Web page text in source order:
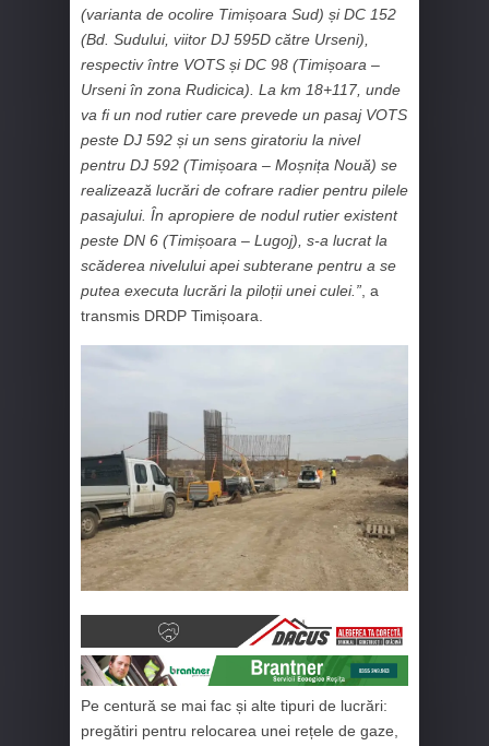
(varianta de ocolire Timișoara Sud) și DC 152
(Bd. Sudului, viitor DJ 595D către Urseni),
respectiv între VOTS și DC 98 (Timișoara –
Urseni în zona Rudicica). La km 18+117, unde
va fi un nod rutier care prevede un pasaj VOTS
peste DJ 592 și un sens giratoriu la nivel
pentru DJ 592 (Timișoara – Moșnița Nouă) se
realizează lucrări de cofrare radier pentru pilele
pasajului. În apropiere de nodul rutier existent
peste DN 6 (Timișoara – Lugoj), s-a lucrat la
scăderea nivelului apei subterane pentru a se
putea executa lucrări la piloții unei culei.”, a
transmis DRDP Timișoara.
Pe centură se mai fac și alte tipuri de lucrări:
pregătiri pentru relocarea unei rețele de gaze,